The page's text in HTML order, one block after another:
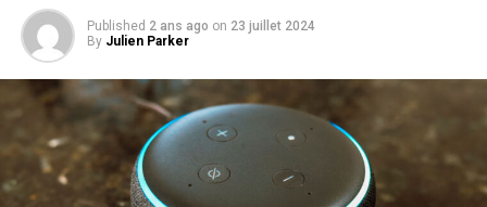
Published 2 ans ago on 23 juillet 2024
By Julien Parker